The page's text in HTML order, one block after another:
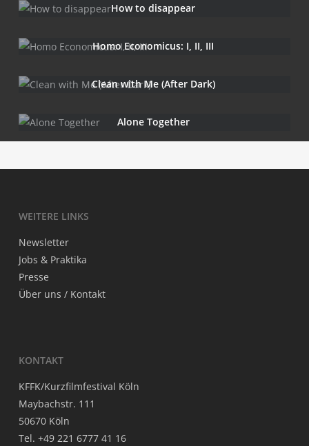
How to disappear
Homo Eco­no­mic­us: I, II, III
Clean with Me (After Dark)
Alo­ne Together
WEI­TE­RE LINKS
News­let­ter
Jobs & Praktika
Pres­se
Über uns / Kontakt
KON­TAKT
KFFK/Kurzfilmfestival Köln
May­bach­str. 111
50670 Köln
Tel. +49 221 6777 41 16